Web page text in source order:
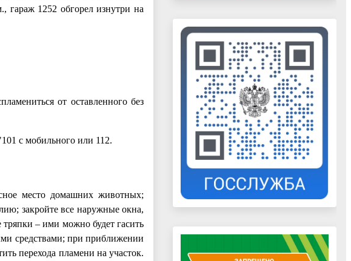
гараж 1252 обгорел изнутри на
от оставленного без
с мобильного или 112.
место домашних животных;
закройте все наружные окна,
– ими можно будет гасить
средствами; при приближении
перехода пламени на участок.